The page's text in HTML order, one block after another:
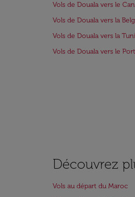
Vols de Douala vers le
Vols de Douala vers la
Vols de Douala vers la
Vols de Douala vers le
Découvrez
Vols au départ du Maroc